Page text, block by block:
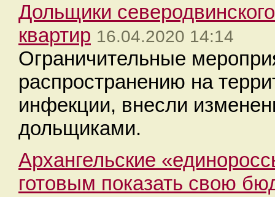
Дольщики
квартир 16.04.2020 14:14
Ограничительные
распространению на
инфекции, внесли
дольщиками.
Архангельские
готовым показать свою